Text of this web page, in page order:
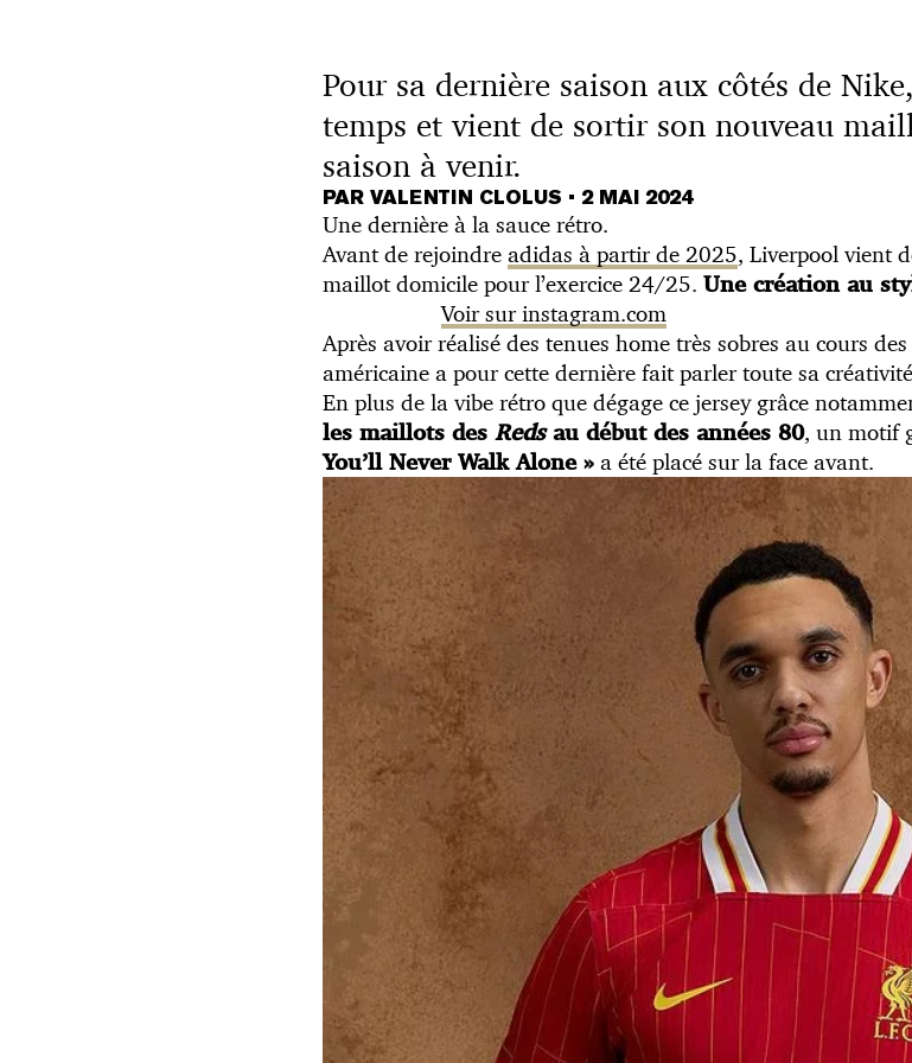
Pour sa dernière saison aux côtés de
temps et vient de sortir son nouveau
saison à venir.
PAR VALENTIN CLOLUS • 2 MAI 2024
Une dernière à la sauce rétro.
Avant de rejoindre adidas à partir de 2025, Liverpool vient
maillot domicile pour l’exercice 24/25. Une création au
Voir sur instagram.com
Après avoir réalisé des tenues home très sobres au cours
américaine a pour cette dernière fait parler toute sa
En plus de la vibe rétro que dégage ce jersey grâce
les maillots des Redsau début des années 80, un motif
You’ll Never Walk Alone » a été placé sur la face avant.